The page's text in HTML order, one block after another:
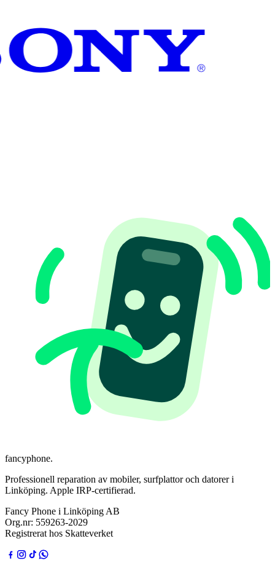
fancyphone.
Professionell reparation av mobiler, surfplattor och datorer i
Linköping. Apple IRP-certifierad.
Fancy Phone i Linköping AB
Org.nr: 559263-2029
Registrerat hos Skatteverket